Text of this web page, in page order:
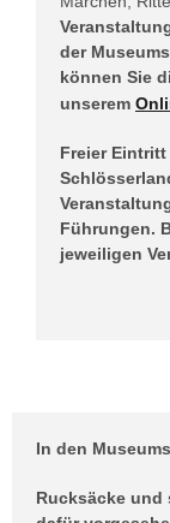
der
können Sie
unserem
Freier
Führungen.
jeweiligen
In den
Rucksäcke und